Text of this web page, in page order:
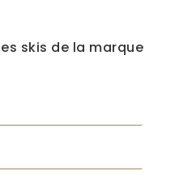
skis de la marque